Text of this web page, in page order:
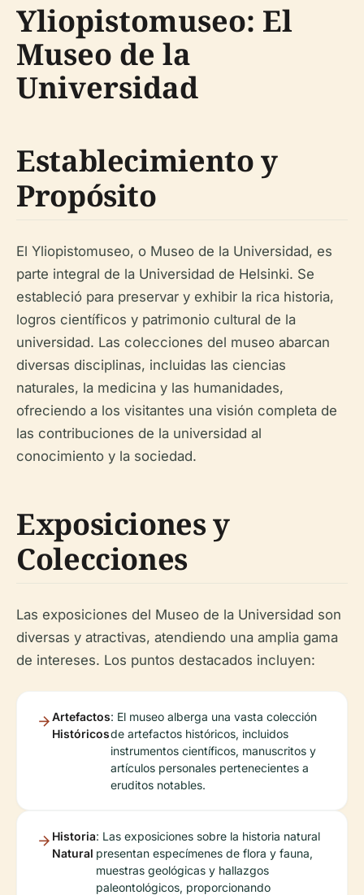
Yliopistomuseo: El
Museo de la
Universidad
Establecimiento y
Propósito
El Yliopistomuseo, o Museo de la Universidad, es
parte integral de la Universidad de Helsinki. Se
estableció para preservar y exhibir la rica historia,
logros científicos y patrimonio cultural de la
universidad. Las colecciones del museo abarcan
diversas disciplinas, incluidas las ciencias
naturales, la medicina y las humanidades,
ofreciendo a los visitantes una visión completa de
las contribuciones de la universidad al
conocimiento y la sociedad.
Exposiciones y
Colecciones
Las exposiciones del Museo de la Universidad son
diversas y atractivas, atendiendo una amplia gama
de intereses. Los puntos destacados incluyen:
Artefactos
Históricos
: El museo alberga una vasta colección
de artefactos históricos, incluidos
instrumentos científicos, manuscritos y
artículos personales pertenecientes a
eruditos notables.
Historia
Natural
: Las exposiciones sobre la historia natural
presentan especímenes de flora y fauna,
muestras geológicas y hallazgos
paleontológicos, proporcionando